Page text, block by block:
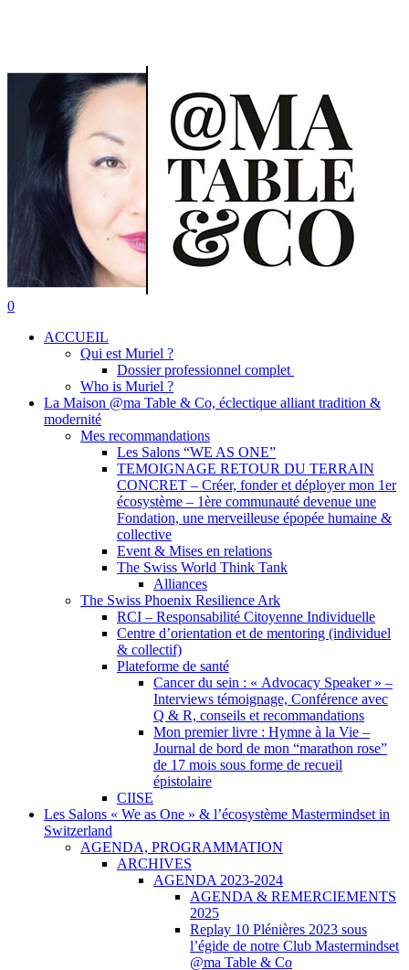
search
0
ACCUEIL
Qui est Muriel ?
Dossier professionnel complet
Who is Muriel ?
La Maison @ma Table & Co, éclectique alliant tradition &
modernité
Mes recommandations
Les Salons “WE AS ONE”
TEMOIGNAGE RETOUR DU TERRAIN
CONCRET – Créer, fonder et déployer mon 1er
écosystème – 1ère communauté devenue une
Fondation, une merveilleuse épopée humaine &
collective
Event & Mises en relations
The Swiss World Think Tank
Alliances
The Swiss Phoenix Resilience Ark
RCI – Responsabilité Citoyenne Individuelle
Centre d’orientation et de mentoring (individuel
& collectif)
Plateforme de santé
Cancer du sein : « Advocacy Speaker » –
Interviews témoignage, Conférence avec
Q & R, conseils et recommandations
Mon premier livre : Hymne à la Vie –
Journal de bord de mon “marathon rose”
de 17 mois sous forme de recueil
épistolaire
CIISE
Les Salons « We as One » & l’écosystème Mastermindset in
Switzerland
AGENDA, PROGRAMMATION
ARCHIVES
AGENDA 2023-2024
AGENDA & REMERCIEMENTS
2025
Replay 10 Plénières 2023 sous
l’égide de notre Club Mastermindset
@ma Table & Co